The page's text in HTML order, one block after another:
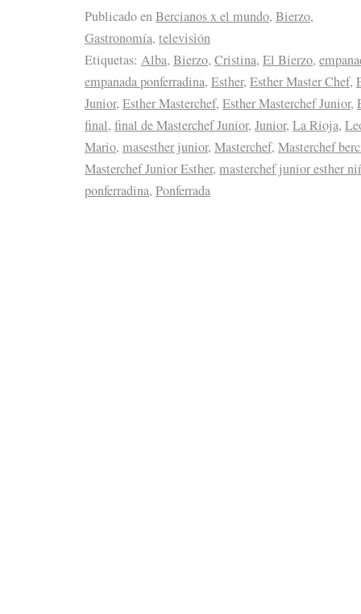
Publicado enBercianos x el mundo, Bierzo,
Gastronomía, televisión
Etiquetas: Alba, Bierzo, Cristina, El Bierzo,
empanada ponferradina, Esther, Esther Master Chef,
Junior, Esther Masterchef, Esther Masterchef Junior,
final, final de Masterchef Junior, Junior, La Rioja,
Mario, masesther junior, Masterchef, Masterchef
Masterchef Junior Esther, masterchef junior esther
ponferradina, Ponferrada